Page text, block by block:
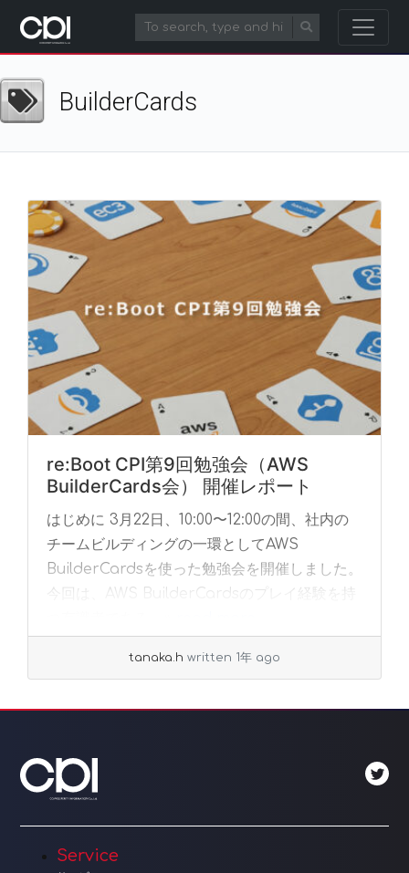
BuilderCards
re:Boot CPI第9回勉強会（AWS
BuilderCards会） 開催レポート
はじめに 3月22日、10:00〜12:00の間、社内の
チームビルディングの一環としてAWS
BuilderCardsを使った勉強会を開催しました。
今回は、AWS BuilderCardsのプレイ経験を持
tanaka.h written 1年 ago
Service